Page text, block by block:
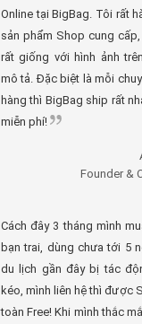
Online tại BigBag. Tôi rất
sản phẩm Shop cung
rất giống với hình ảnh
mô tả. Đặc biệt là mỗi
hàng thì BigBag ship rất
miễn phí!
Founder &
Cách đây 3 tháng mình
bạn trai, dùng chưa tới 5
du lịch gần đây bị tác
kéo, mình liên hệ thì được
toàn Free! Khi mình thắc